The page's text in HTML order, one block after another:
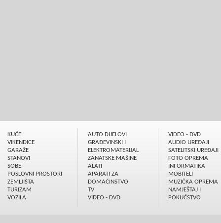
KUĆE
VIKENDICE
GARAŽE
STANOVI
SOBE
POSLOVNI PROSTORI
ZEMLJIŠTA
TURIZAM
VOZILA
AUTO DIJELOVI
GRAÐEVINSKI I
ELEKTROMATERIJAL
ZANATSKE MAŠINE
ALATI
APARATI ZA
DOMAĆINSTVO
TV
VIDEO - DVD
VIDEO - DVD
AUDIO UREÐAJI
SATELITSKI UREÐAJI
FOTO OPREMA
INFORMATIKA
MOBITELI
MUZIČKA OPREMA
NAMJEŠTAJ I
POKUĆSTVO